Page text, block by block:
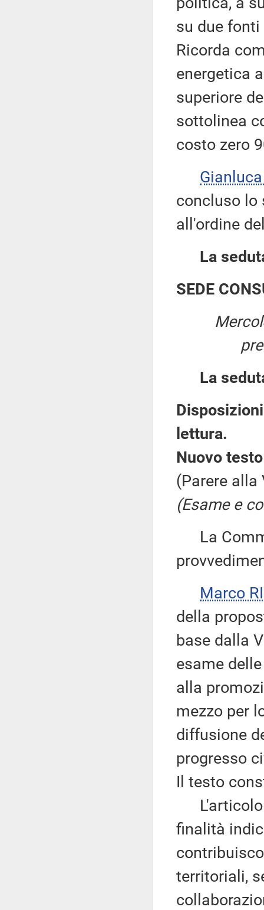
su due
Ricorda
energetica
superiore
sottolinea
costo zero
concluso lo
all'ordine
La
SEDE
La
lettura.
Nuovo
(Parere alla
(Esame e
La
Marco
della
base dalla
esame
alla
mezzo per
diffusione
progresso
Il testo
L'articolo
finalità
territoriali,